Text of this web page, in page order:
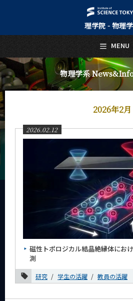
理学院 - 物理
物理学系
2026年2月
2026.02.12
磁性トポロジカル結晶絶縁体にお
測
研究 学生の活躍 教員の活躍
MENU
日本語
トップページ
Top Page
物理学系について
About Us
教員・研究室
Faculty and Laboratories
物理学系 News&Information
News 一覧
カテゴリ別